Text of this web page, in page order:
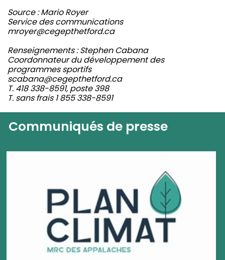
Source : Mario Royer
Service des communications
mroyer@cegepthetford.ca
Renseignements : Stephen Cabana
Coordonnateur du développement des
programmes sportifs
scabana@cegepthetford.ca
T. 418 338-8591, poste 398
T. sans frais 1 855 338-8591
Communiqués de presse